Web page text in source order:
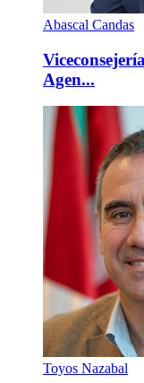
Abascal Candas
Agen...
Toyos Nazabal